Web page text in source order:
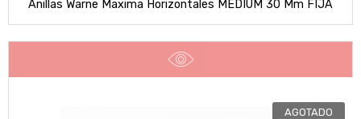
Anillas Warne Maxima Horizontales MEDIUM 30 Mm FIJA
AGOTADO